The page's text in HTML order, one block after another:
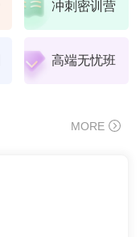
冲刺密训营
高端无忧班
MORE